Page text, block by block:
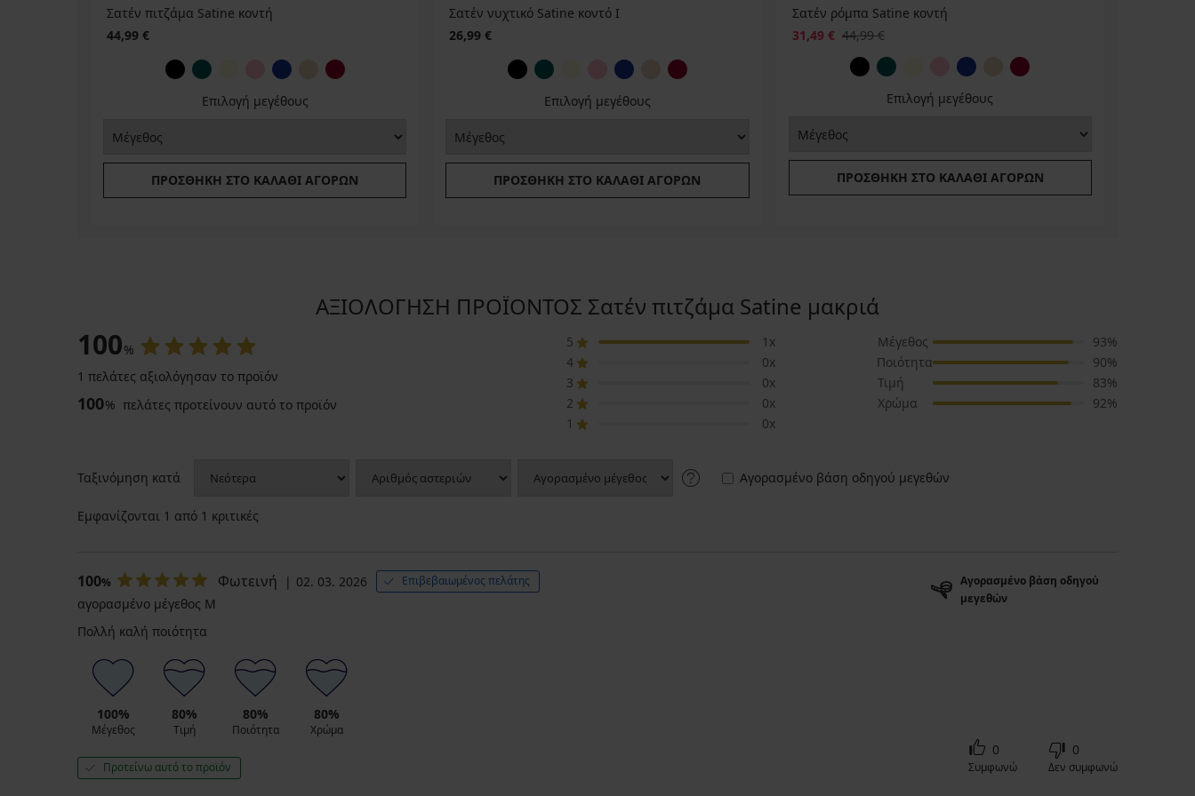
Σατέν πιτζάμα Satine κοντή
44,99 €
Επιλογή μεγέθους
ΠΡΟΣΘΉΚΗ ΣΤΟ ΚΑΛΆΘΙ ΑΓΟΡΏΝ
Σατέν νυχτικό Satine κοντό Ι
26,99 €
Επιλογή μεγέθους
ΠΡΟΣΘΉΚΗ ΣΤΟ ΚΑΛΆΘΙ ΑΓΟΡΏΝ
Σατέν ρόμπα Satine κοντή
31,49 € 44,99 €
Επιλογή μεγέθους
ΠΡΟΣΘΉΚΗ ΣΤΟ ΚΑΛΆΘΙ ΑΓΟΡΏΝ
ΑΞΙΟΛΟΓΗΣΗ ΠΡΟΪΟΝΤΟΣ Σατέν πιτζάμα Satine μακριά
100%
1 πελάτες αξιολόγησαν το προϊόν
100% πελάτες προτείνουν αυτό το προϊόν
5
1x
4
0x
3
0x
2
0x
1
0x
Μέγεθος
93%
Ποιότητα
90%
Τιμή
83%
Χρώμα
92%
Ταξινόμηση κατά Αγορασμένο βάση οδηγού μεγεθών
Εμφανίζονται 1 από 1 κριτικές
100% Φωτεινή 02. 03. 2026 Επιβεβαιωμένος πελάτης
Αγορασμένο βάση οδηγού
μεγεθών
αγορασμένο μέγεθος M
Πολλή καλή ποιότητα
100%
Μέγεθος
80%
Τιμή
80%
Ποιότητα
80%
Χρώμα
Προτείνω αυτό το προϊόν
0
Συμφωνώ
0
Δεν συμφωνώ